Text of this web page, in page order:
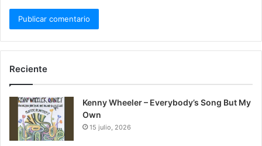
Reciente
Kenny Wheeler – Everybody’s Song But My
Own
15 julio, 2026